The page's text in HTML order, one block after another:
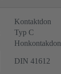
Kontaktdon
Typ C
Honkontakdon
DIN 41612